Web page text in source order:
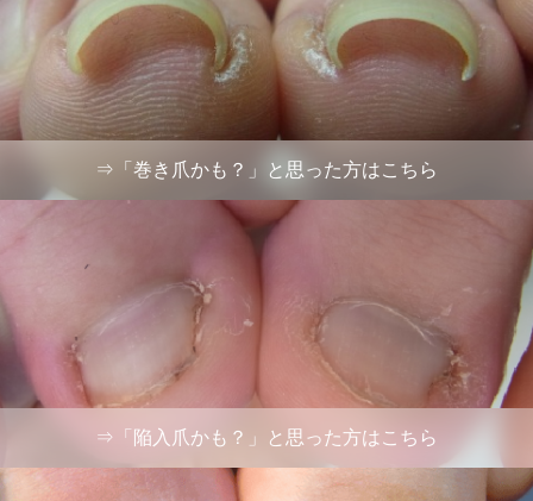
⇒「巻き爪かも？」と思った方はこちら
⇒「陥入爪かも？」と思った方はこちら